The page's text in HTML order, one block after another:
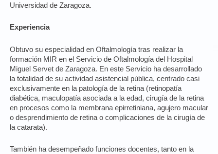
Universidad de Zaragoza.
Experiencia
Obtuvo su especialidad en Oftalmología tras realizar la
formación MIR en el Servicio de Oftalmología del Hospital
Miguel Servet de Zaragoza. En este Servicio ha desarrollado
la totalidad de su actividad asistencial pública, centrado casi
exclusivamente en la patología de la retina (retinopatía
diabética, maculopatía asociada a la edad, cirugía de la retina
en procesos como la membrana epirretiniana, agujero macular
o desprendimiento de retina o complicaciones de la cirugía de
la catarata).
También ha desempeñado funciones docentes, tanto en la